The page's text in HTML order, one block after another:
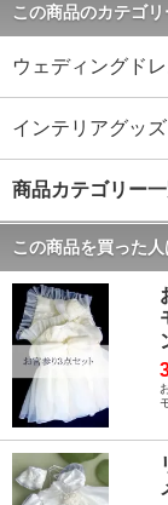
この商品のカテゴリ
ウェディングド
インテリアグッ
商品カテゴリー
この商品を買った